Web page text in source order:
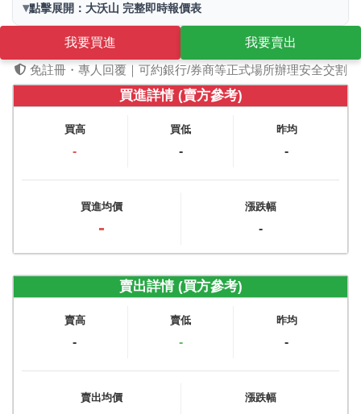
▾點擊展開：大沃山 完整即時報價表
我要買進
我要賣出
免註冊・專人回覆｜可約銀行/券商等正式場所辦理安全交割
買進詳情 (賣方參考)
買高
-
買低
-
昨均
-
買進均價
-
漲跌幅
-
賣出詳情 (買方參考)
賣高
-
賣低
-
昨均
-
賣出均價 漲跌幅